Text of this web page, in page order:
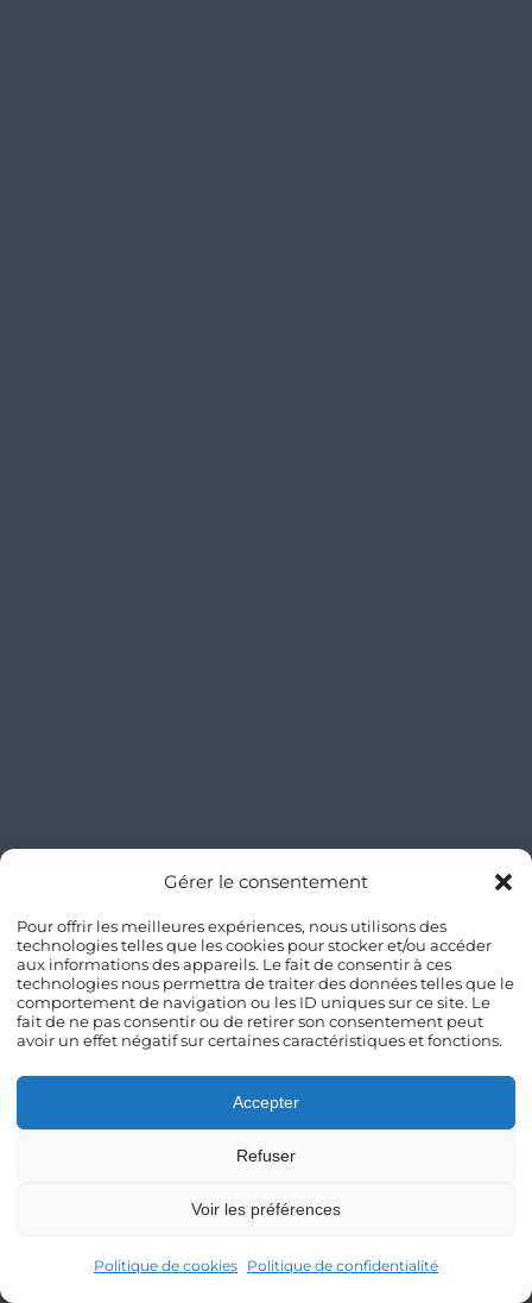
Gérer le consentement
Pour offrir les meilleures expériences, nous utilisons des
technologies telles que les cookies pour stocker et/ou accéder
aux informations des appareils. Le fait de consentir à ces
technologies nous permettra de traiter des données telles que le
comportement de navigation ou les ID uniques sur ce site. Le
fait de ne pas consentir ou de retirer son consentement peut
avoir un effet négatif sur certaines caractéristiques et fonctions.
Accepter
Refuser
Voir les préférences
Politique de cookies Politique de confidentialité